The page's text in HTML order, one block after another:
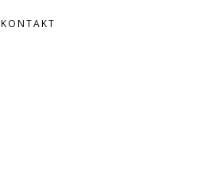
KONTAKT